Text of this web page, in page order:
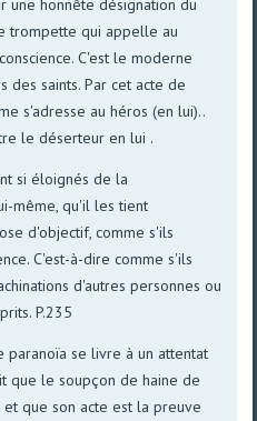
une honnête désignation du
trompette qui appelle au
C'est le moderne
des saints. Par cet acte de
s'adresse au héros (en lui)..
le déserteur en lui .
si éloignés de la
même, qu'il les tient
d'objectif, comme s'ils
C'est-à-dire comme s'ils
d'autres personnes ou
P.235
se livre à un attentat
que le soupçon de haine de
que son acte est la preuve